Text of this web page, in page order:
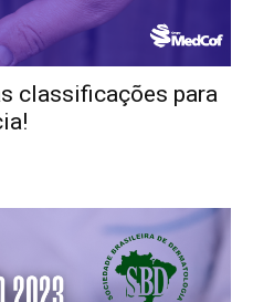
classificações para